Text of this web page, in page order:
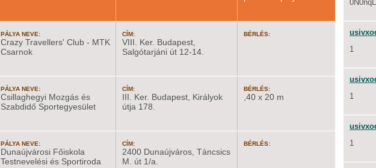
PÁLYA NEVE:
Crazy Travellers' Club - MTK
Csarnok
CÍM:
VIII. Ker. Budapest,
Salgótarjáni út 12-14.
BÉRLÉS:
PÁLYA NEVE:
Csillaghegyi Mozgás és
Szabdidő Sportegyesület
CÍM:
III. Ker. Budapest, Királyok
útja 178.
BÉRLÉS:
,40 x 20 m
PÁLYA NEVE:
Dunaújvárosi Főiskola
Testnevelési és Sportiroda
CÍM:
2400 Dunaújváros, Táncsics
M. út 1/a.
BÉRLÉS:
1
1
1